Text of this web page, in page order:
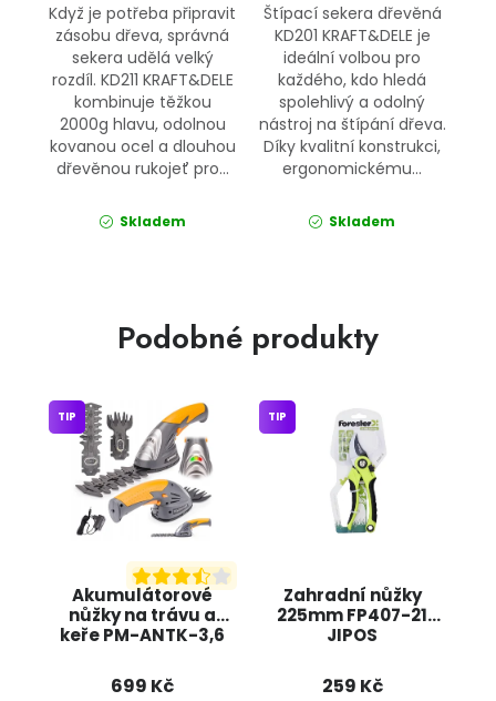
Když je potřeba připravit
zásobu dřeva, správná
sekera udělá velký
rozdíl. KD211 KRAFT&DELE
kombinuje těžkou
2000g hlavu, odolnou
kovanou ocel a dlouhou
dřevěnou rukojeť pro...
Skladem
Štípací sekera dřevěná
KD201 KRAFT&DELE je
ideální volbou pro
každého, kdo hledá
spolehlivý a odolný
nástroj na štípání dřeva.
Díky kvalitní konstrukci,
ergonomickému...
Skladem
Podobné produkty
Akumulátorové
nůžky na trávu a
keře PM-ANTK-3,6
TIP
699 Kč
Zahradní nůžky
225mm FP407-21
JIPOS
TIP
259 Kč